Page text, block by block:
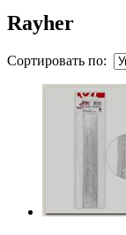
Rayher
Сортировать по: